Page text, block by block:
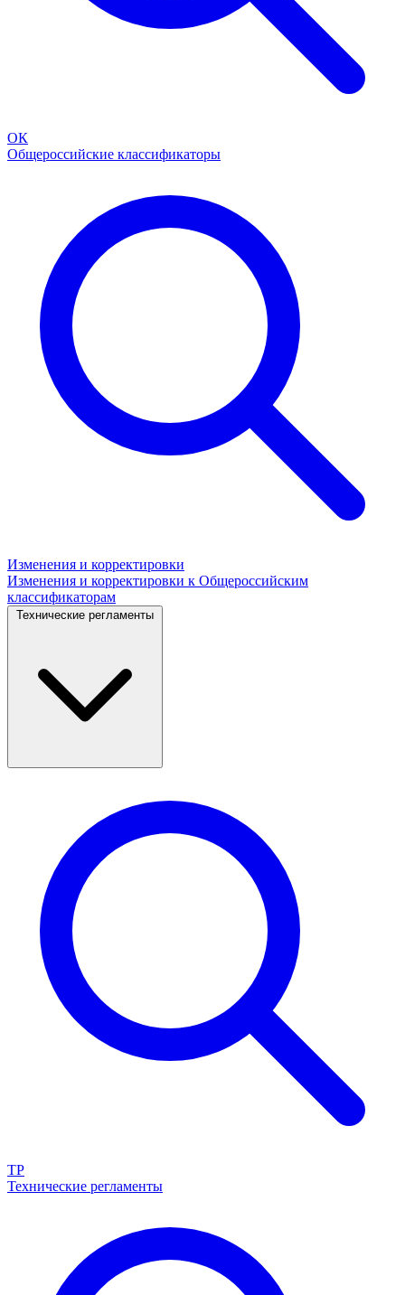
ОК
Общероссийские классификаторы
Изменения и корректировки
Изменения и корректировки к Общероссийским
классификаторам
Технические регламенты
ТР
Технические регламенты